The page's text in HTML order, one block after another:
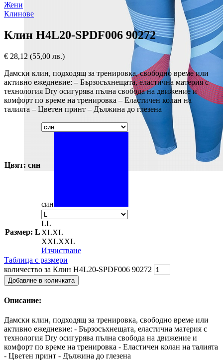
Жени
Клинове
Клин H4L20-SPDF006 90272
€ 28,12 (55,00 лв.)
Дамски клин, подходящ за тренировка, свободно време или
активно ежедневие: – Бързосъхнещата, еластична материя с
технология Dry осигурява пълна свобода на движение и
комфорт по време на тренировка – Еластичен колан на
талията – Цветен принт – Дължина до глезена
Цвят: син
син
Размер: L
LL
XLXL
XXLXXL
Изчистване
Таблица с размери
количество за Клин H4L20-SPDF006 90272
Добавяне в количката
Описание:
Дамски клин, подходящ за тренировка, свободно време или
активно ежедневие: - Бързосъхнещата, еластична материя с
технология Dry осигурява пълна свобода на движение и
комфорт по време на тренировка - Еластичен колан на талията
- Цветен принт - Дължина до глезена